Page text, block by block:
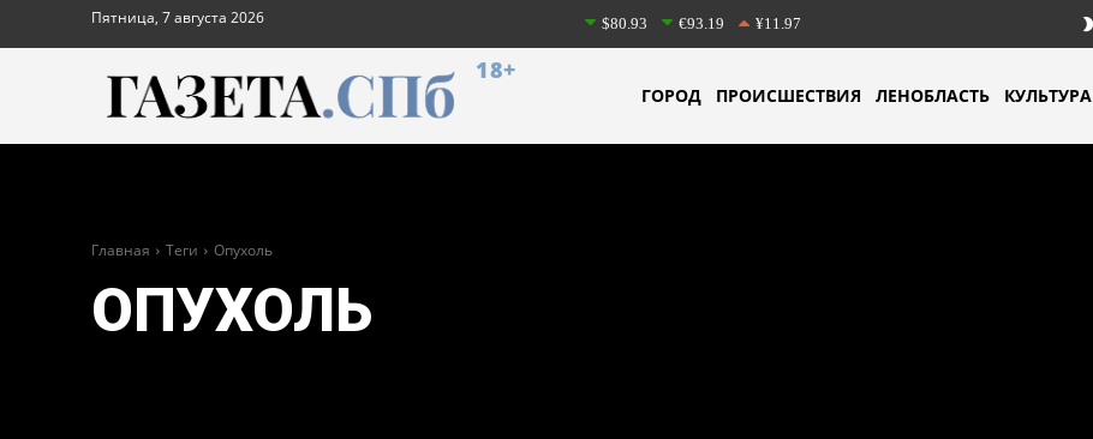
Пятница, 7 августа 2026 $80.93 €93.19 ¥11.97
18+
ГОРОД ПРОИСШЕСТВИЯ ЛЕНОБЛАСТЬ КУЛЬТУРА
Главная Теги Опухоль
ОПУХОЛЬ